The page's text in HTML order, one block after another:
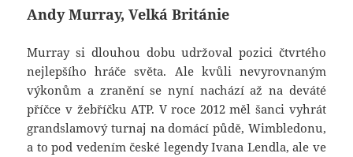
Andy Murray, Velká Británie
Murray si dlouhou dobu udržoval pozici čtvrtého
nejlepšího hráče světa. Ale kvůli nevyrovnaným
výkonům a zranění se nyní nachází až na deváté
příčce v žebříčku ATP. V roce 2012 měl šanci vyhrát
grandslamový turnaj na domácí půdě, Wimbledonu,
a to pod vedením české legendy Ivana Lendla, ale ve